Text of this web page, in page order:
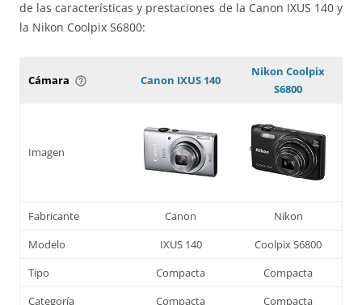
de las características y prestaciones de la Canon IXUS 140 y
la Nikon Coolpix S6800:
Cámara help_outline Canon IXUS 140
Nikon Coolpix
S6800
Imagen
Fabricante Canon
Nikon
Modelo
IXUS 140
Coolpix S6800
Tipo
Compacta
Compacta
Categoría
Compacta
Compacta